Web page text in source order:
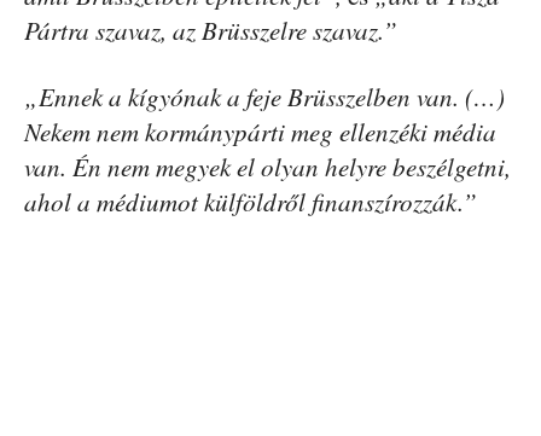
Pártra szavaz, az Brüsszelre szavaz.”
„Ennek a kígyónak a feje Brüsszelben van. (…)
Nekem nem kormánypárti meg ellenzéki média
van. Én nem megyek el olyan helyre beszélgetni,
ahol a médiumot külföldről finanszírozzák.”